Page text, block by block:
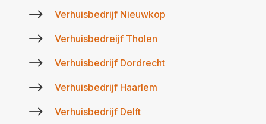
$ Verhuisbedrijf Nieuwkop
$ Verhuisbedreijf Tholen
$ Verhuisbedrijf Dordrecht
$ Verhuisbedrijf Haarlem
$ Verhuisbedrijf Delft